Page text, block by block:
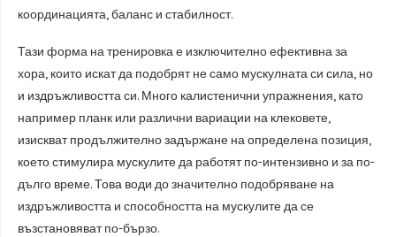
координацията, баланс и стабилност.
Тази форма на тренировка е изключително ефективна за
хора, които искат да подобрят не само мускулната си сила, но
и издръжливостта си. Много калистенични упражнения, като
например планк или различни вариации на клековете,
изискват продължително задържане на определена позиция,
което стимулира мускулите да работят по-интензивно и за по-
дълго време. Това води до значително подобряване на
издръжливостта и способността на мускулите да се
възстановяват по-бързо.